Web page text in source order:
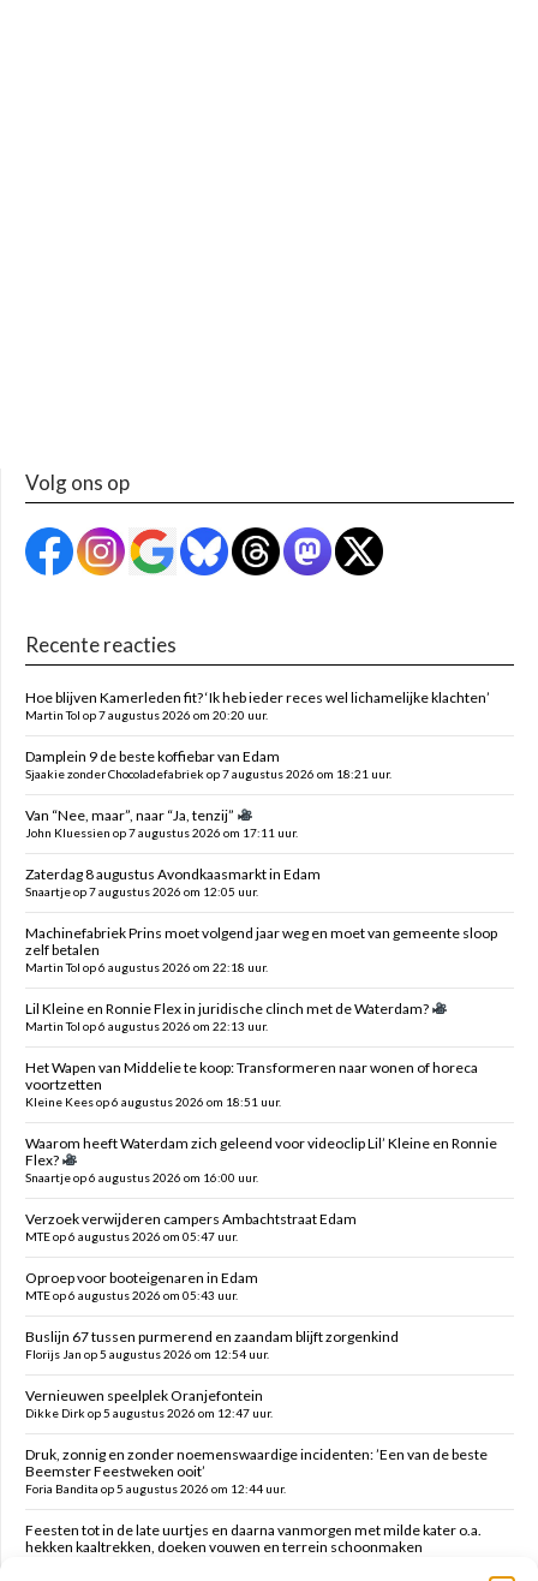
Volg ons op
Recente reacties
Hoe blijven Kamerleden fit? ‘Ik heb ieder reces wel lichamelijke klachten’
Martin Tol op 7 augustus 2026 om 20:20 uur.
Damplein 9 de beste koffiebar van Edam
Sjaakie zonder Chocoladefabriek op 7 augustus 2026 om 18:21 uur.
Van “Nee, maar”, naar “Ja, tenzij”
John Kluessien op 7 augustus 2026 om 17:11 uur.
Zaterdag 8 augustus Avondkaasmarkt in Edam
Snaartje op 7 augustus 2026 om 12:05 uur.
Machinefabriek Prins moet volgend jaar weg en moet van gemeente sloop
zelf betalen
Martin Tol op 6 augustus 2026 om 22:18 uur.
Lil Kleine en Ronnie Flex in juridische clinch met de Waterdam?
Martin Tol op 6 augustus 2026 om 22:13 uur.
Het Wapen van Middelie te koop: Transformeren naar wonen of horeca
voortzetten
Kleine Kees op 6 augustus 2026 om 18:51 uur.
Waarom heeft Waterdam zich geleend voor videoclip Lil’ Kleine en Ronnie
Flex?
Snaartje op 6 augustus 2026 om 16:00 uur.
Verzoek verwijderen campers Ambachtstraat Edam
MTE op 6 augustus 2026 om 05:47 uur.
Oproep voor booteigenaren in Edam
MTE op 6 augustus 2026 om 05:43 uur.
Buslijn 67 tussen purmerend en zaandam blijft zorgenkind
Florijs Jan op 5 augustus 2026 om 12:54 uur.
Vernieuwen speelplek Oranjefontein
Dikke Dirk op 5 augustus 2026 om 12:47 uur.
Druk, zonnig en zonder noemenswaardige incidenten: ’Een van de beste
Beemster Feestweken ooit’
Foria Bandita op 5 augustus 2026 om 12:44 uur.
Feesten tot in de late uurtjes en daarna vanmorgen met milde kater o.a.
hekken kaaltrekken, doeken vouwen en terrein schoonmaken